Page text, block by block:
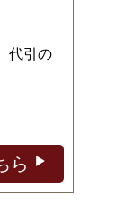
代引の
ら